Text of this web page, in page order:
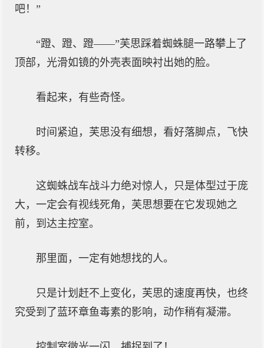
吧！”
“蹬、蹬、蹬——”芙思踩着蜘蛛腿一路攀上了
顶部，光滑如镜的外壳表面映衬出她的脸。
看起来，有些奇怪。
时间紧迫，芙思没有细想，看好落脚点，飞快
转移。
这蜘蛛战车战斗力绝对惊人，只是体型过于庞
大，一定会有视线死角，芙思想要在它发现她之
前，到达主控室。
那里面，一定有她想找的人。
只是计划赶不上变化，芙思的速度再快，也终
究受到了蓝环章鱼毒素的影响，动作稍有凝滞。